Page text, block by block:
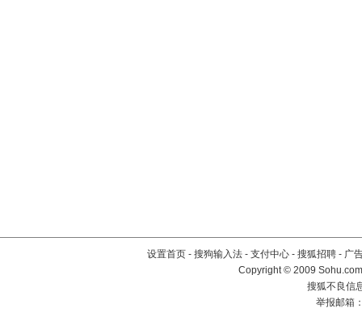
设置首页 - 搜狗输入法 - 支付中心 - 搜狐招聘 - 广
Copyright © 2009
搜狐不良信
举报邮箱